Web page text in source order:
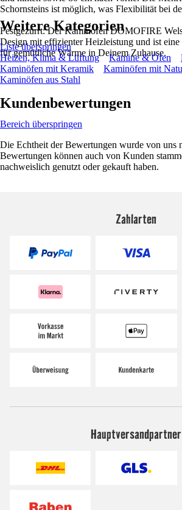
Schornsteins ist möglich, was Flexibilität bei
Festgezurrt: Der Kaminofen DOMOFIRE
Design mit effizienter Heizleistung und ist eine
für gemütliche Wärme in Deinem Zuhause.
Weitere Kategorien
Liste überspringen
Heizen, Klima & Lüftung
Kamine & Öfen
Kaminöfen mit Keramik
Kaminöfen mit
Kaminöfen aus Stahl
Kundenbewertungen
Bereich überspringen
Die Echtheit der Bewertungen wurde von uns
Bewertungen können auch von Kunden
nachweislich genutzt oder gekauft haben.
Zahlarten
Hauptversandpartner